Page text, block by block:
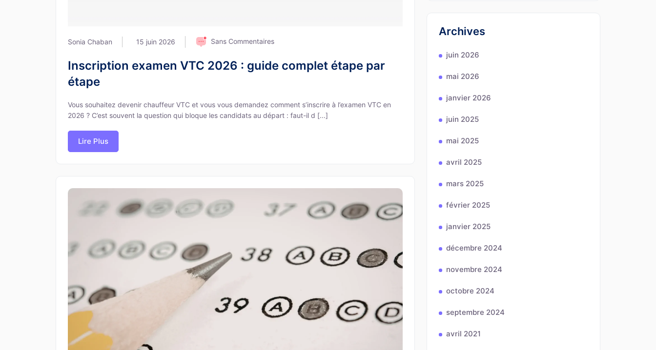
Sonia Chaban 15 juin 2026 Sans Commentaires
Inscription examen VTC 2026 : guide complet étape par
étape
Vous souhaitez devenir chauffeur VTC et vous vous demandez comment s’inscrire à l’examen VTC en
2026 ? C’est souvent la question qui bloque les candidats au départ : faut-il d [...]
Lire Plus
Archives
juin 2026
mai 2026
janvier 2026
juin 2025
mai 2025
avril 2025
mars 2025
février 2025
janvier 2025
décembre 2024
novembre 2024
octobre 2024
septembre 2024
avril 2021